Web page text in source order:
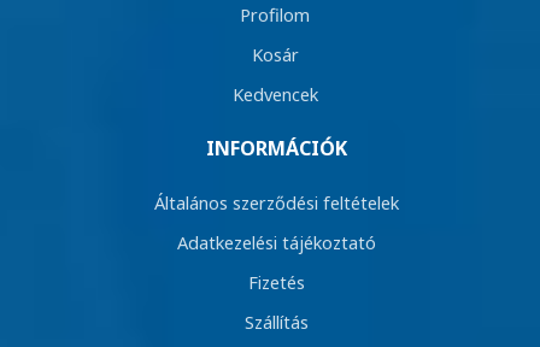
Profilom
Kosár
Kedvencek
INFORMÁCIÓK
Általános szerződési feltételek
Adatkezelési tájékoztató
Fizetés
Szállítás